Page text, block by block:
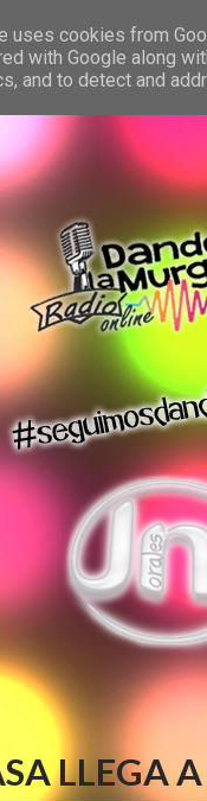
LLEGA
uses cookies from
with Google along
and to detect and